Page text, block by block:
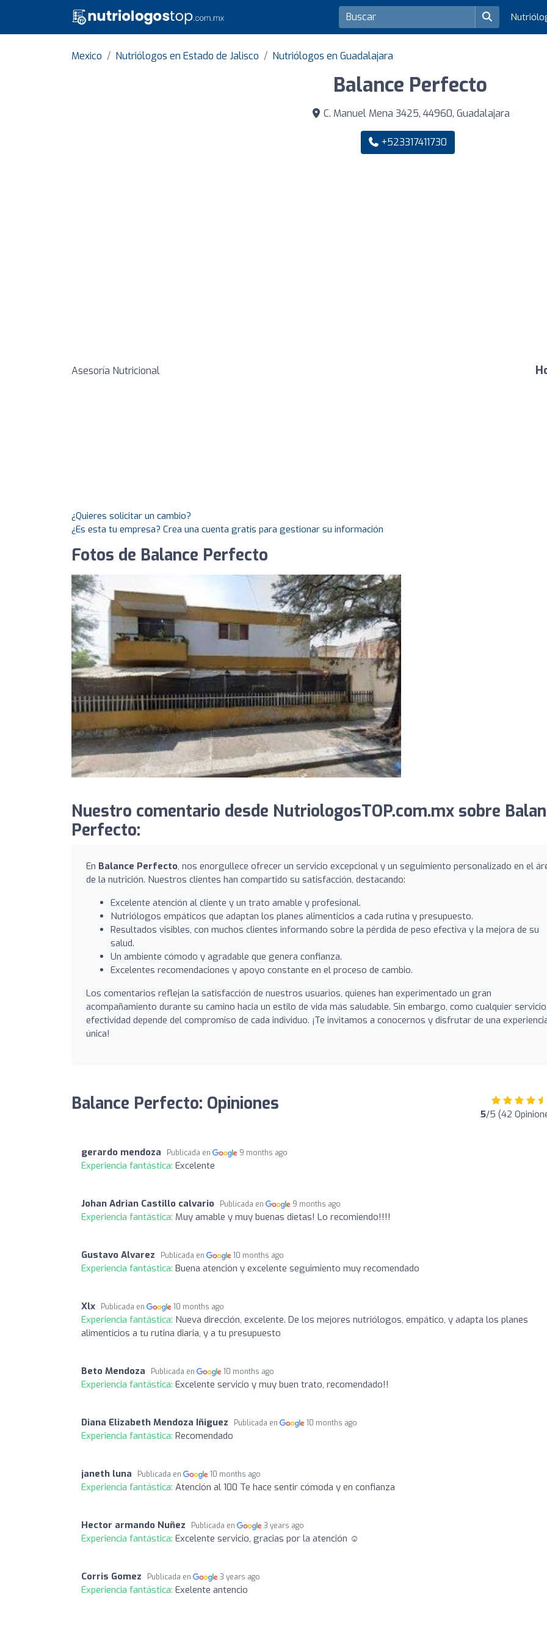
Mexico Nutriólogos en Estado de Jalisco Nutriólogos en Guadalajara
Balance Perfecto
C. Manuel Mena 3425, 44960, Guadalajara
+523317411730
Asesoría Nutricional
¿Quieres solicitar un cambio?
¿Es esta tu empresa? Crea una cuenta gratis para gestionar su información
Fotos de Balance Perfecto
Nuestro comentario desde NutriologosTOP.com.mx sobre
Perfecto:
En Balance Perfecto, nos enorgullece ofrecer un servicio excepcional y un seguimiento personalizado en el
de la nutrición. Nuestros clientes han compartido su satisfacción, destacando:
Excelente atención al cliente y un trato amable y profesional.
Nutriólogos empáticos que adaptan los planes alimenticios a cada rutina y presupuesto.
Resultados visibles, con muchos clientes informando sobre la pérdida de peso efectiva y la mejora de su
salud.
Un ambiente cómodo y agradable que genera confianza.
Excelentes recomendaciones y apoyo constante en el proceso de cambio.
Los comentarios reflejan la satisfacción de nuestros usuarios, quienes han experimentado un gran
acompañamiento durante su camino hacia un estilo de vida más saludable. Sin embargo, como cualquier
efectividad depende del compromiso de cada individuo. ¡Te invitamos a conocernos y disfrutar de una
única!
Balance Perfecto: Opiniones 5/5 (42
gerardo mendoza Publicada en 9 months ago
Experiencia fantástica: Excelente
Johan Adrian Castillo calvario Publicada en 9 months ago
Experiencia fantástica: Muy amable y muy buenas dietas! Lo recomiendo!!!!
Gustavo Alvarez Publicada en 10 months ago
Experiencia fantástica: Buena atención y excelente seguimiento muy recomendado
Xlx Publicada en 10 months ago
Experiencia fantástica: Nueva dirección, excelente. De los mejores nutriólogos, empático, y adapta los planes
alimenticios a tu rutina diaria, y a tu presupuesto
Beto Mendoza Publicada en 10 months ago
Experiencia fantástica: Excelente servicio y muy buen trato, recomendado!!
Diana Elizabeth Mendoza Iñiguez Publicada en 10 months ago
Experiencia fantástica: Recomendado
janeth luna Publicada en 10 months ago
Experiencia fantástica: Atención al 100 Te hace sentir cómoda y en confianza
Hector armando Nuñez Publicada en 3 years ago
Experiencia fantástica: Excelente servicio, gracias por la atención ☺️
Corris Gomez Publicada en 3 years ago
Experiencia fantástica: Exelente antencio